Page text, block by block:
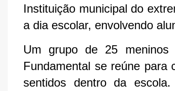
Instituição municipal do
a dia escolar, envolvendo
Um grupo de 25
Fundamental se reúne para
sentidos dentro da